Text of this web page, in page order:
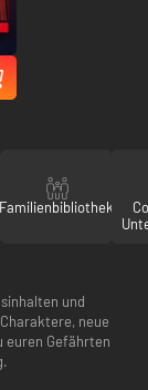
Familienbibliothek
und
neue
euren Gefährten